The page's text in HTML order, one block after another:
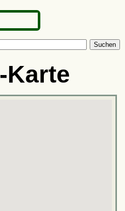
Suchen
Karte